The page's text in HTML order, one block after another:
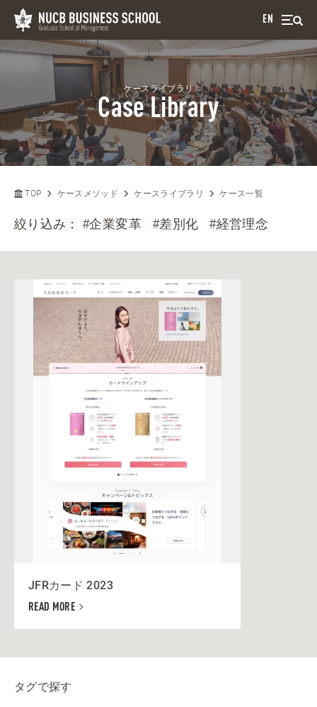
EN
ケースライブラリ
Case Library
TOP ケースメソッド ケースライブラリ ケース一覧
絞り込み：#企業変革 #差別化 #経営理念
JFRカード 2023
READ MORE
タグで探す